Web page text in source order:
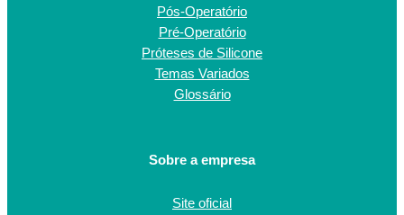
Pós-Operatório
Pré-Operatório
Próteses de Silicone
Temas Variados
Glossário
Sobre a empresa
Site oficial